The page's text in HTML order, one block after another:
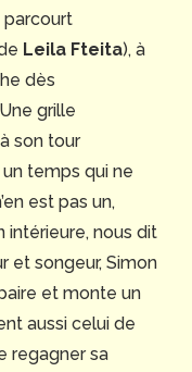
parcourt
Leila Fteita), à
dès
grille
son tour
un temps qui ne
est pas un,
intérieure, nous dit
et songeur, Simon
et monte un
aussi celui de
regagner sa